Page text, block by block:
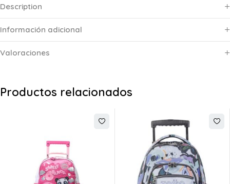
Description
Información adicional
Valoraciones
Productos relacionados